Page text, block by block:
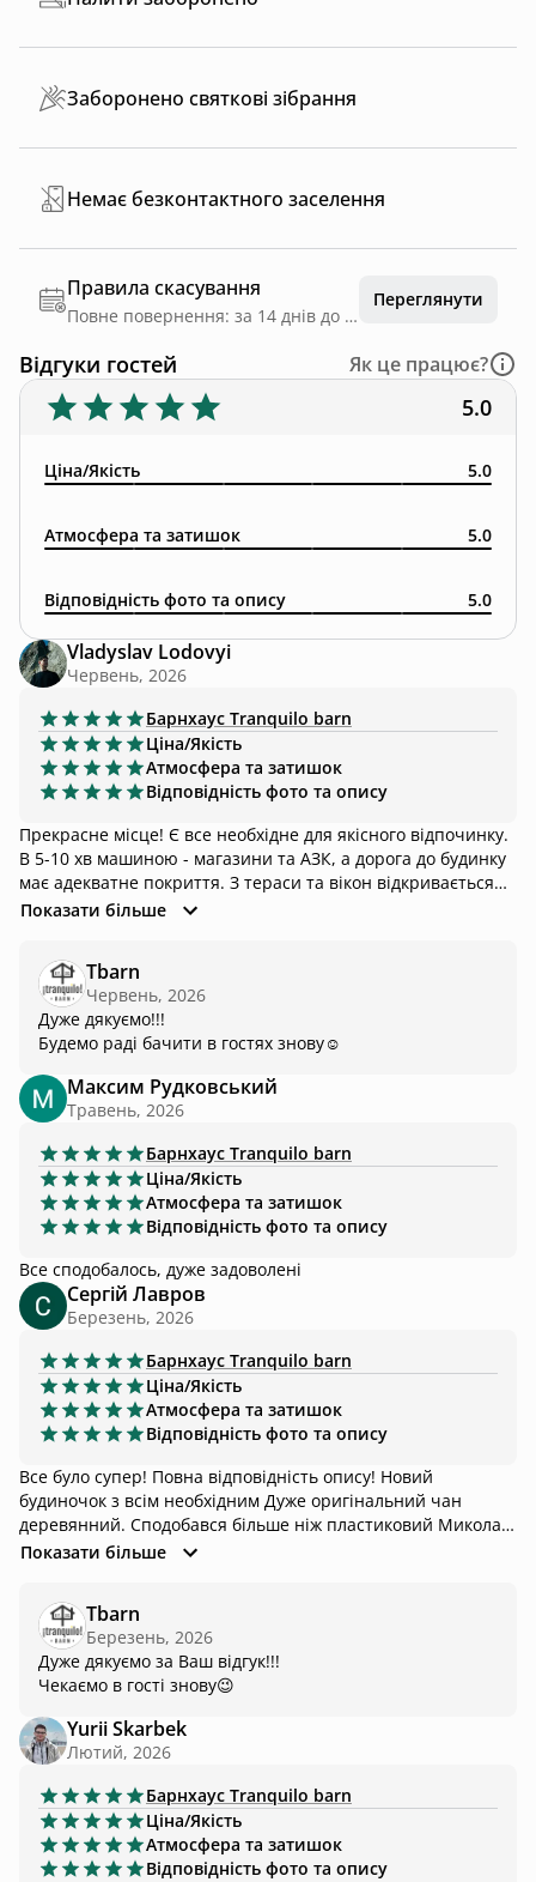
Заборонено святкові зібрання
Немає безконтактного заселення
Правила скасування
Повне повернення: за 14 днів до дати заїзду
Переглянути
Відгуки гостей Як це працює?
5.0
Ціна/Якість 5.0
Атмосфера та затишок 5.0
Відповідність фото та опису 5.0
Vladyslav Lodovyi
Червень, 2026
Барнхаус Tranquilo barn
Ціна/Якість
Атмосфера та затишок
Відповідність фото та опису
Прекрасне місце! Є все необхідне для якісного відпочинку.
В 5-10 хв машиною - магазини та АЗК, а дорога до будинку
має адекватне покриття. З тераси та вікон відкривається
чудовий вид на гори.
Показати більше
Tbarn
Червень, 2026
Дуже дякуємо!!!
Будемо раді бачити в гостях знову☺️
Максим Рудковський
Травень, 2026
Барнхаус Tranquilo barn
Ціна/Якість
Атмосфера та затишок
Відповідність фото та опису
Все сподобалось, дуже задоволені
Сергій Лавров
Березень, 2026
Барнхаус Tranquilo barn
Ціна/Якість
Атмосфера та затишок
Відповідність фото та опису
Все було супер! Повна відповідність опису! Новий
будиночок з всім необхідним Дуже оригінальний чан
деревянний. Сподобався більше ніж пластиковий Микола
все розказав , грамотно показав управління чаном і
Показати більше
Tbarn
Березень, 2026
Дуже дякуємо за Ваш відгук!!!
Чекаємо в гості знову😉
Yurii Skarbek
Лютий, 2026
Барнхаус Tranquilo barn
Ціна/Якість
Атмосфера та затишок
Відповідність фото та опису